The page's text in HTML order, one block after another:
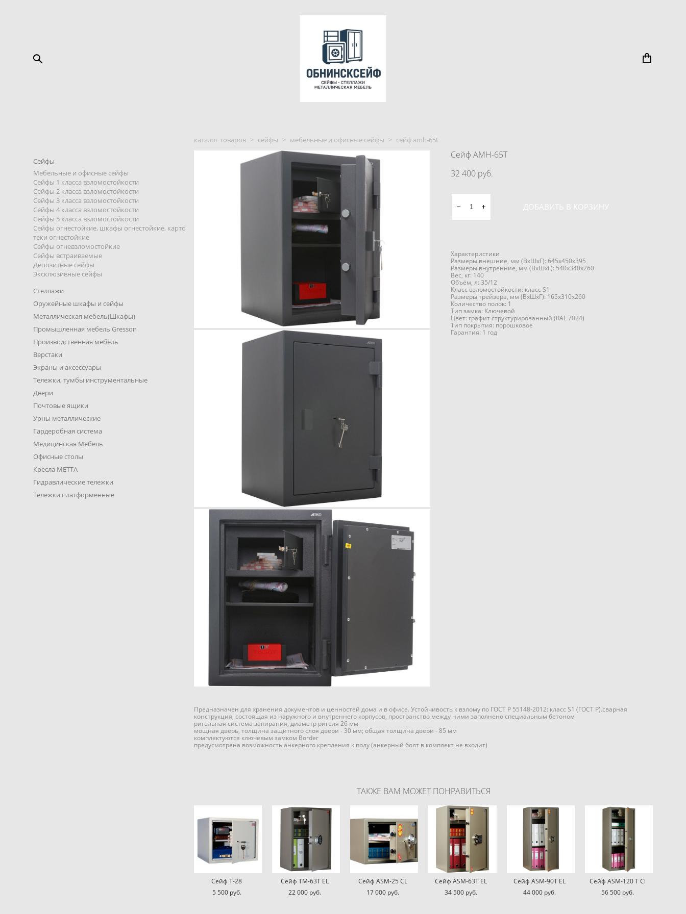
Сейфы
Мебельные и офисные сейфы
Сейфы 1 класса взломостойкости
Сейфы 2 класса взломостойкости
Сейфы 3 класса взломостойкости
Сейфы 4 класса взломостойкости
Сейфы 5 класса взломостойкости
Сейфы огнестойкие, шкафы огнестойкие, карто
теки огнестойкие
Сейфы огневзломостойкие
Сейфы встраиваемые
Депозитные сейфы
Эксклюзивные сейфы
Стеллажи
Оружейные шкафы и сейфы
Металлическая мебель(Шкафы)
Промышленная мебель Gresson
Производственная мебель
Верстаки
Экраны и аксессуары
Тележки, тумбы инструментальные
Двери
Почтовые ящики
Урны металлические
Гардеробная система
Медицинская Мебель
Офисные столы
Кресла METTA
Гидравлические тележки
Тележки платформенные
каталог товаров > сейфы > мебельные и офисные сейфы > сейф amh-65t
Сейф AMH-65T
32 400 pуб.
ДОБАВИТЬ В КОРЗИНУ
Характеристики
Размеры внешние, мм (ВхШхГ): 645x450x395
Размеры внутренние, мм (ВхШхГ): 540x340x260
Вес, кг: 140
Объём, л: 35/12
Класс взломостойкости: класс S1
Размеры трейзера, мм (ВхШхГ): 165x310x260
Количество полок: 1
Тип замка: Ключевой
Цвет: графит структурированный (RAL 7024)
Тип покрытия: порошковое
Гарантия: 1 год
Предназначен для хранения документов и ценностей дома и в офисе. Устойчивость к взлому по ГОСТ Р 55148-2012: класс S1 (ГОСТ Р).сварная
конструкция, состоящая из наружного и внутреннего корпусов, пространство между ними заполнено специальным бетоном
ригельная система запирания, диаметр ригеля 26 мм
мощная дверь, толщина защитного слоя двери - 30 мм; общая толщина двери - 85 мм
комплектуются ключевым замком Border
предусмотрена возможность анкерного крепления к полу (анкерный болт в комплект не входит)
ТАКЖЕ ВАМ МОЖЕТ ПОНРАВИТЬСЯ
Сейф Т-28
5 500 pуб.
Сейф TM-63T EL
22 000 pуб.
Сейф ASM-25 CL
17 000 pуб.
Сейф ASM-63T EL
34 500 pуб.
Сейф ASM-90T EL
44 000 pуб.
Сейф ASM-120 T Cl
56 500 pуб.